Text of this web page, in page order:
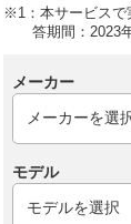
※1：本サービスで
答期間：2023
メーカー
モデル